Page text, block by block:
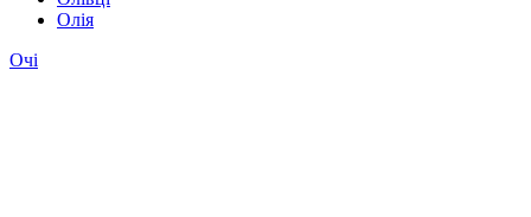
Олія
Очі